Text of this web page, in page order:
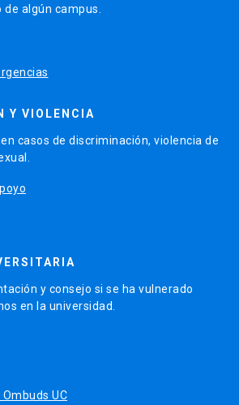
algún campus.
Y VIOLENCIA
casos de discriminación, violencia de
y consejo si se ha vulnerado
en la universidad.
UC